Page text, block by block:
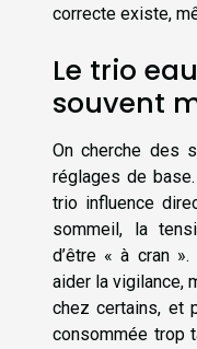
correcte existe,
Le trio
souvent
On cherche des
réglages de
trio influence
sommeil, la
d’être « à cran
aider la vigilance,
chez certains, et
consommée trop